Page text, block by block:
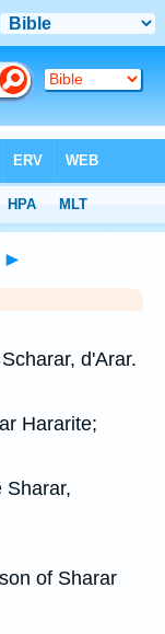
►
d'Arar.
Hararite;
Sharar,
of Sharar